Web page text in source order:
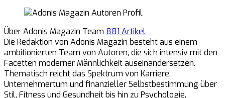
Über Adonis Magazin Team 881 Artikel
Die Redaktion von Adonis Magazin besteht aus einem
ambitionierten Team von Autoren, die sich intensiv mit den
Facetten moderner Männlichkeit auseinandersetzen.
Thematisch reicht das Spektrum von Karriere,
Unternehmertum und finanzieller Selbstbestimmung über
Stil, Fitness und Gesundheit bis hin zu Psychologie,